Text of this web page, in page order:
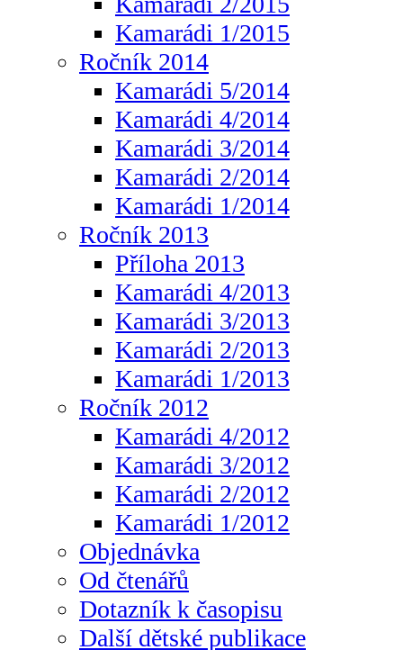
Kamarádi 1/2015
Ročník 2014
Kamarádi 5/2014
Kamarádi 4/2014
Kamarádi 3/2014
Kamarádi 2/2014
Kamarádi 1/2014
Ročník 2013
Příloha 2013
Kamarádi 4/2013
Kamarádi 3/2013
Kamarádi 2/2013
Kamarádi 1/2013
Ročník 2012
Kamarádi 4/2012
Kamarádi 3/2012
Kamarádi 2/2012
Kamarádi 1/2012
Objednávka
Od čtenářů
Dotazník k časopisu
Další dětské publikace